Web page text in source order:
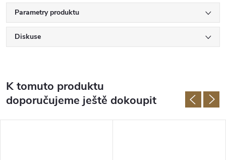
Parametry produktu
Diskuse
K tomuto produktu
doporučujeme ještě dokoupit